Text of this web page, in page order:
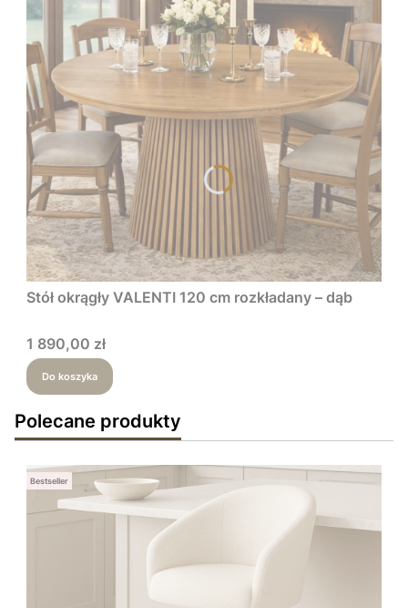
Stół okrągły VALENTI 120 cm rozkładany – dąb
Cena
1 890,00 zł
Do koszyka
Polecane produkty
Bestseller